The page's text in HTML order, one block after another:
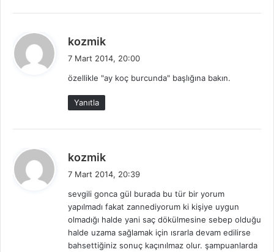
kozmik
i
7 Mart 2014, 20:00
özellikle "ay koç burcunda" başlığına bakın.
Yanıtla
kozmik
i
k
i
7 Mart 2014, 20:39
sevgili gonca gül burada bu tür bir yorum
yapılmadı fakat zannediyorum ki kişiye uygun
olmadığı halde yani saç dökülmesine sebep olduğu
halde uzama sağlamak için ısrarla devam edilirse
bahsettiğiniz sonuç kaçınılmaz olur. şampuanlarda